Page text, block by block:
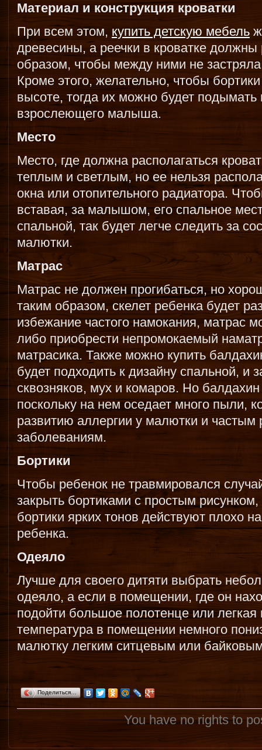
Материал и конструкция кроватки
При всем этом, купить детскую мебель
древесины, а реечки в кроватке должны
образом, чтобы между ними не
Кроме этого, желательно, чтобы
высоте, тогда их можно будет подымать
взрослеющего малыша.
Место
Место, где должна располагаться
теплым и светлым, но ее нельзя
окна или отопительного радиатора.
вставая, за малышом, его спальное
спальной, так будет легче следить за
малютки.
Матрас
Матрас не должен прогибаться, но
таким образом, скелет ребенка будет
избежание частого намокания, матрас
либо приобрести непромокаемый
матрасика. Также можно купить
будет подходить к дизайну спальной,
сквозняков, мух и комаров. Но
поскольку на нем оседает много пыли,
развитию аллергии у малютки и частым
заболеваниям.
Бортики
Чтобы ребенок не травмировался
закрыть бортиками с простым рисунком,
бортики ярких тонов действуют плохо
ребенка.
Одеяло
Лучше для своего дитяти выбрать
одеяло, а если в помещении, где он
подойти большое полотенце или легкая
температура в помещении немного
малютку легким ситцевым или
Поделиться…
You have no rights to